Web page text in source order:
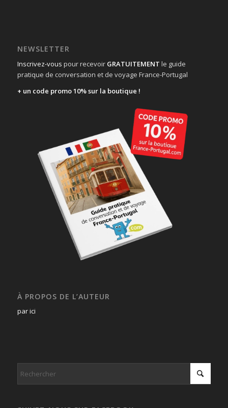
NEWSLETTER
Inscrivez-vous pour recevoir GRATUITEMENT le guide
pratique de conversation et de voyage France-Portugal
+ un code promo 10% sur la boutique !
À PROPOS DE L’AUTEUR
par ici